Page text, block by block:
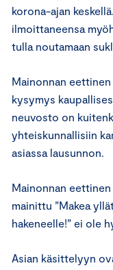
korona-ajan
ilmoittaneensa
tulla noutamaan
Mainonnan
kysymys
neuvosto on
yhteiskunnallisiin
asiassa lausunnon.
Mainonnan
mainittu ”Makea
hakeneelle!” ei ole
Asian käsittelyyn